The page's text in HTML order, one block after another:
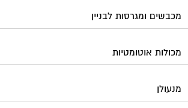
מכבשים ומגרסות לבניין
מכולות אוטומטיות
מנעולן